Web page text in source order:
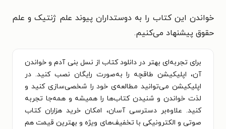
خواندن این کتاب را به دوستداران پیوند علم ژنتیک و علم
حقوق پیشنهاد می‌کنیم.
برای تجربه‌ای بهتر در دانلود کتاب از نسل بنی آدم و خواندن
آن، اپلیکیشن طاقچه را به‌صورت رایگان نصب کنید. در
اپلیکیشن می‌توانید مطالعه‌ی خود را شخصی‌سازی کنید و
لذت خواندن و شنیدن کتاب‌ها را همیشه و همه‌جا تجربه
کنید. علاوه‌بر دسترسی آسان، امکان خرید هزاران کتاب
صوتی و الکترونیکی با تخفیف‌های ویژه و بهترین قیمت هم